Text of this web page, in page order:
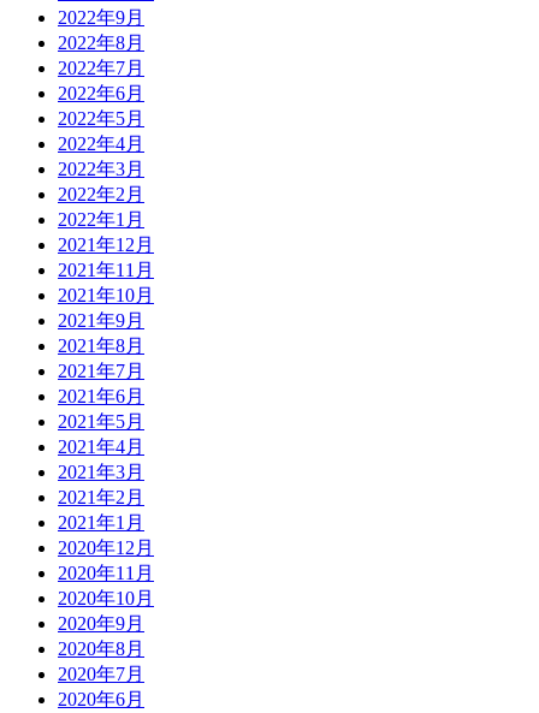
2022年9月
2022年8月
2022年7月
2022年6月
2022年5月
2022年4月
2022年3月
2022年2月
2022年1月
2021年12月
2021年11月
2021年10月
2021年9月
2021年8月
2021年7月
2021年6月
2021年5月
2021年4月
2021年3月
2021年2月
2021年1月
2020年12月
2020年11月
2020年10月
2020年9月
2020年8月
2020年7月
2020年6月